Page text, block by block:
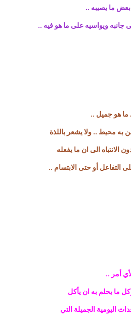
ما يصيبه ..
جانبه ويواسيه على ما هو فيه ..
هو جميل ..
محيط .. ولا يشعر باللذة
الانتباه الى ان ما يفعله
التفاعل أو حتى الابتسام ..
أمر ..
ما يحلم به ان يأكل
اليومية الجميلة التي